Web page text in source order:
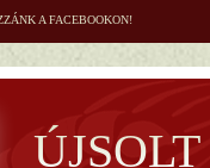
A FACEBOOKON!
ÚJSOLT